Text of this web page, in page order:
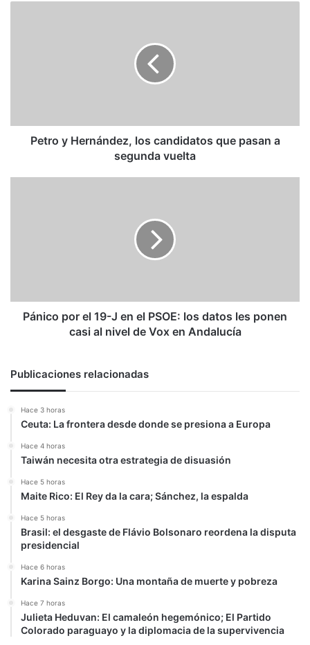
segunda
vueltaPetro y Hernández, los candidatos que pasan a
segunda vuelta
los
datos
al
Vox
Andalucía
Pánico por el 19-J en el PSOE: los datos les ponen
casi al nivel de Vox en Andalucía
Publicaciones relacionadas
Hace 3 horas
Ceuta: La frontera desde donde se presiona a Europa
Hace 4 horas
Taiwán necesita otra estrategia de disuasión
Hace 5 horas
Maite Rico: El Rey da la cara; Sánchez, la espalda
Hace 5 horas
Brasil: el desgaste de Flávio Bolsonaro reordena la disputa
presidencial
Hace 6 horas
Karina Sainz Borgo: Una montaña de muerte y pobreza
Hace 7 horas
Julieta Heduvan: El camaleón hegemónico; El Partido
Colorado paraguayo y la diplomacia de la supervivencia